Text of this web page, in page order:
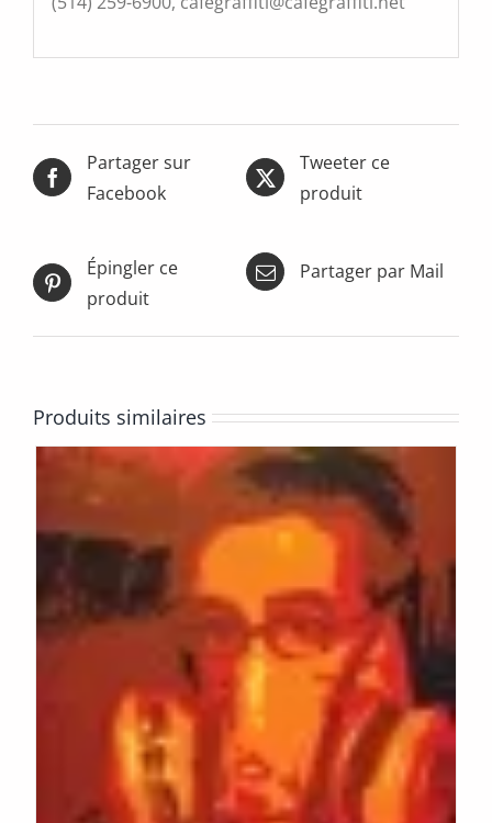
Partager sur
Facebook
Tweeter ce
produit
Épingler ce
produit
Partager par Mail
Produits similaires